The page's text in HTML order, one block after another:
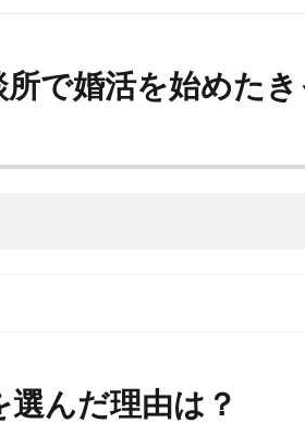
所で婚活を始めた
選んだ理由は？